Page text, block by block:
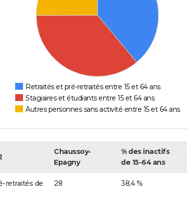
Retraités et pré-retraités entre 15 et 64 ans
Stagiaires et étudiants entre 15 et 64 ans
Autres personnes sans activité entre 15 et 64 ans
Chaussoy-
Epagny
% des inactifs
de 15-64 ans
retraités de
28 38,4 %